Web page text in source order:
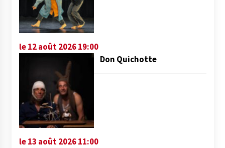
le 12 août 2026 19:00
Don Quichotte
le 13 août 2026 11:00